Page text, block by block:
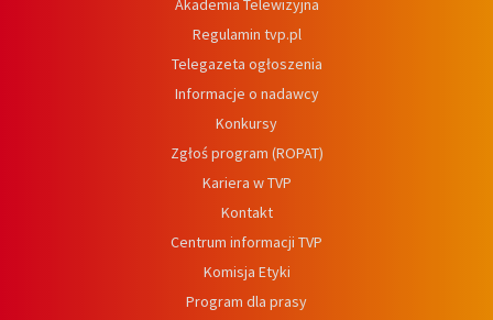
Akademia Telewizyjna
Regulamin tvp.pl
Telegazeta ogłoszenia
Informacje o nadawcy
Konkursy
Zgłoś program (ROPAT)
Kariera w TVP
Kontakt
Centrum informacji TVP
Komisja Etyki
Program dla prasy